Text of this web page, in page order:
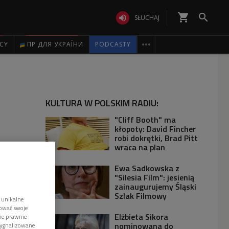
 SŁUCHAJ shopping_cart 
ПР ДЛЯ УКРАЇНИ PODCASTY 
KULTURA W POLSKIM RADIU:
"Cliff Booth" ma
kłopoty: David Fincher
robi dokrętki, Brad Pitt
wraca na plan
Ewa Sadkowska z
"Silesia Film": jesienią
zainaugurujemy Śląski
Szlak Filmowy
Elżbieta Sikora
nominowana do
swoje
prawnie